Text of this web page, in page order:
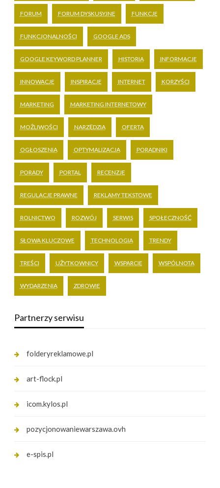
FORUM FORUM DYSKUSYJNE FUNKCJE
FUNKCJONALNOŚCI GOOGLE ADS
GOOGLE KEYWORD PLANNER HISTORIA INFORMACJE
INNOWACJE INSPIRACJE INTERNET KORZYŚCI
MARKETING MARKETING INTERNETOWY
MOŻLIWOŚCI NARZĘDZIA OFERTA
OGŁOSZENIA OPTYMALIZACJA PORADNIKI
PORADY PORTAL RECENZJE
REGULACJE PRAWNE REKLAMY TEKSTOWE
ROLNICTWO ROZWÓJ SERWIS SPOŁECZNOŚĆ
SŁOWA KLUCZOWE TECHNOLOGIA TRENDY
TREŚCI UŻYTKOWNICY WSPARCIE WSPÓLNOTA
WYDARZENIA ZDROWIE
Partnerzy serwisu
folderyreklamowe.pl
art-flock.pl
icom.kylos.pl
pozycjonowaniewarszawa.ovh
e-spis.pl